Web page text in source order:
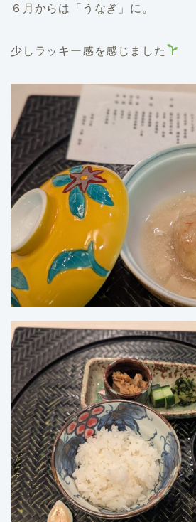
６月からは「うなぎ」に。
少しラッキー感を感じました